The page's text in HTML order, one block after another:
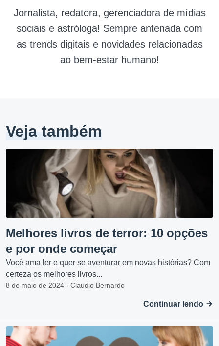
Jornalista, redatora, gerenciadora de mídias
sociais e astróloga! Sempre antenada com
as trends digitais e novidades relacionadas
ao bem-estar humano!
Veja também
Melhores livros de terror: 10 opções
e por onde começar
Você ama ler e quer se aventurar em novas histórias? Com
certeza os melhores livros...
8 de maio de 2024 - Claudio Bernardo
Continuar lendo